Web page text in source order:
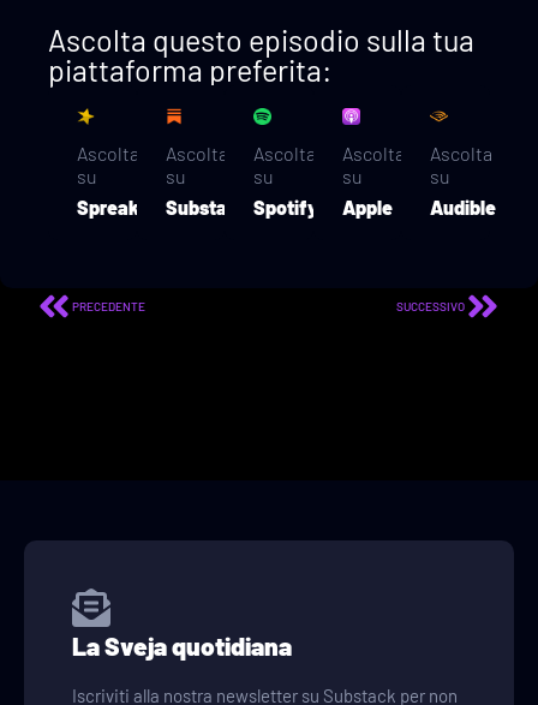
Ascolta questo episodio sulla tua
piattaforma preferita:
Ascolta
su
Spreaker
Ascolta
su
Substack
Ascolta
su
Spotify
Ascolta
su
Apple
Ascolta
su
Audible
PRECEDENTE SUCCESSIVO
La Sveja quotidiana
Iscriviti alla nostra newsletter su Substack per non